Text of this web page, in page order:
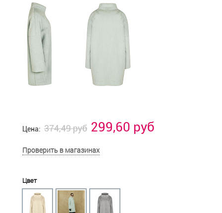
Цена: 374,49 руб 299,60 руб
Проверить в магазинах
Цвет